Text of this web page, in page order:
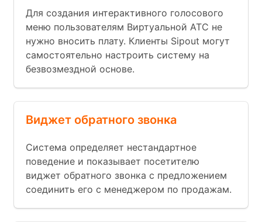
Для создания интерактивного голосового
меню пользователям Виртуальной АТС не
нужно вносить плату. Клиенты Sipout могут
самостоятельно настроить систему на
безвозмездной основе.
Виджет обратного звонка
Система определяет нестандартное
поведение и показывает посетителю
виджет обратного звонка с предложением
соединить его с менеджером по продажам.